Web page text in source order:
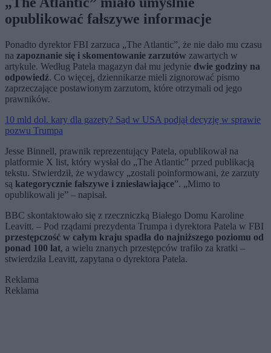
opublikować fałszywe informacje
Ponadto dyrektor FBI zarzuca „The Atlantic”, że nie dało mu czasu
na zapoznanie się i skomentowanie zarzutów zawartych w
artykule. Według Patela magazyn dał mu jedynie dwie godziny na
odpowiedź. Co więcej, dziennikarze mieli zignorować pismo
zaprzeczające postawionym zarzutom, które otrzymali od jego
prawników.
10 mld dol. kary dla gazety? Sąd w USA podjął decyzję w sprawie
pozwu Trumpa
Jesse Binnell, prawnik reprezentujący Patela, opublikował na
platformie X list, który wysłał do „The Atlantic” przed publikacją
tekstu. Stwierdził, że wydawcy „zostali poinformowani, że zarzuty
są kategorycznie fałszywe i zniesławiające”. „Mimo to
opublikowali je” – napisał.
BBC skontaktowało się z rzeczniczką Białego Domu Karoline
Leavitt. – Pod rządami prezydenta Trumpa i dyrektora Patela w FBI
przestępczość w całym kraju spadła do najniższego poziomu od
ponad 100 lat, a wielu znanych przestępców trafiło za kratki –
stwierdziła Leavitt, zapytana o dyrektora Patela.
Reklama
Reklama